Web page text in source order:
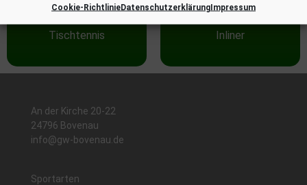
Cookie-RichtlinieDatenschutzerklärungImpressum
Tischtennis Inliner
An der Kirche 20-22
24796 Bovenau
info@gw-bovenau.de
Sportarten